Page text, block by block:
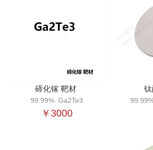
碲化镓 靶材
99.99% Ga2Te3
￥3000